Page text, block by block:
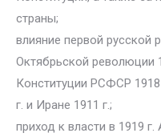
страны;
влияние первой русской
Октябрьской революции
Конституции РСФСР 1918
г. и Иране 1911 г.;
приход к власти в 1919